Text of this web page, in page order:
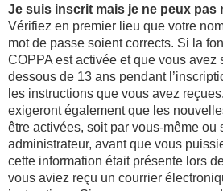
Je suis inscrit mais je ne peux pas
Vérifiez en premier lieu que votre
mot de passe soient corrects. Si la
COPPA est activée et que vous avez
dessous de 13 ans pendant
les instructions que vous avez
exigeront également que les
être activées, soit par vous-même ou
administrateur, avant que vous
cette information était présente lors
vous aviez reçu un courrier